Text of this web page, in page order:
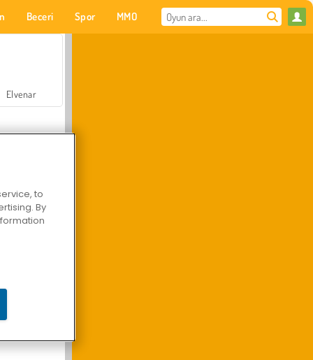
Beceri Spor MMO
Elvenar
to
By